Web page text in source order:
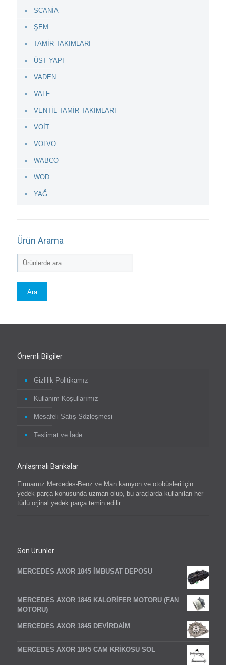
SCANİA
ŞEM
TAMİR TAKIMLARI
ÜST YAPI
VADEN
VALF
VENTİL TAMİR TAKIMLARI
VOİT
VOLVO
WABCO
WOD
YAĞ
Ürün Arama
Ara
Önemli Bilgiler
Gizlilik Politikamız
Kullanım Koşullarımız
Mesafeli Satış Sözleşmesi
Teslimat ve İade
Anlaşmalı Bankalar
Firmamız Mercedes-Benz ve Man kamyon ve otobüsleri için
yedek parça konusunda uzman olup, bu araçlarda kullanılan her
türlü orjinal yedek parça temin edilir.
Son Ürünler
MERCEDES AXOR 1845 İMBUSAT DEPOSU
MERCEDES AXOR 1845 KALORİFER MOTORU (FAN
MOTORU)
MERCEDES AXOR 1845 DEVİRDAİM
MERCEDES AXOR 1845 CAM KRİKOSU SOL